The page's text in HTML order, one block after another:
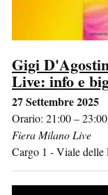
Gigi
Live: info e
27 Settembre 2025
Orario: 21:00 – 23:00
Fiera Milano Live
Cargo 1 - Viale delle